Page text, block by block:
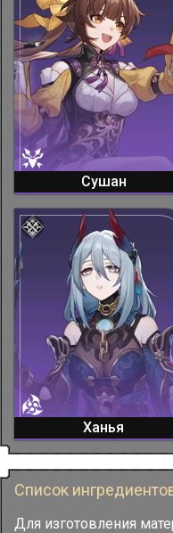
Сушан
Ханья
Список
Для изготовления